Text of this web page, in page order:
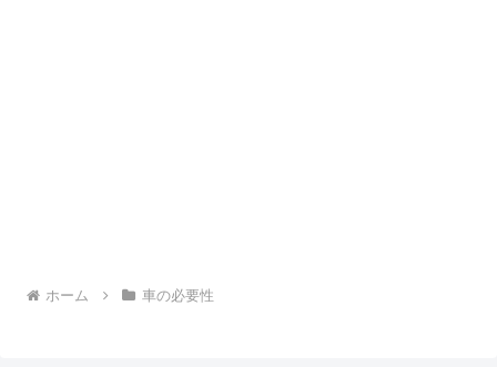
ホーム 車の必要性